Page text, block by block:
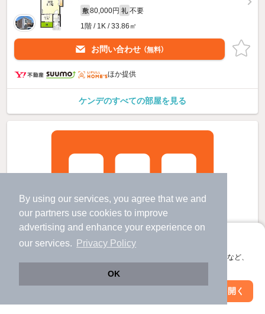
By using our services, you agree that we and
our partners use cookies to improve
advertising and enhance your experience on
our services.
Privacy Policy
OK
アプリに切り替えて、サクサクお部屋探し
会員登録なしですぐ使える。マップ検索やお気に入り保存など、
アプリを開く
敷 80,000円 礼 不要
1階 / 1K / 33.86㎡
お問い合わせ （無料）
ほか提供
ケンデのすべての部屋を見る
絞り込み条件を変更